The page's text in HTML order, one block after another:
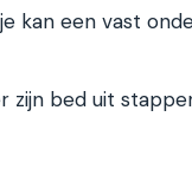
kan een vast
zijn bed uit